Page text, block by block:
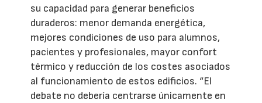
su capacidad para generar beneficios
duraderos: menor demanda energética,
mejores condiciones de uso para alumnos,
pacientes y profesionales, mayor confort
térmico y reducción de los costes asociados
al funcionamiento de estos edificios. “El
debate no debería centrarse únicamente en